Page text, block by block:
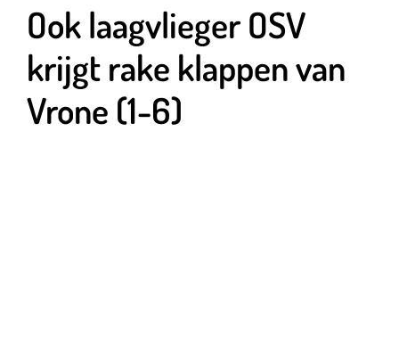
Ook laagvlieger OSV
krijgt rake klappen van
Vrone (1-6)